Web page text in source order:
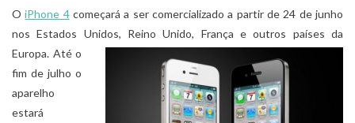
OiPhone 4começará a ser comercializado a partir de 24 de junho
nos Estados Unidos, Reino Unido, França e outros países da
Europa. Até o
fim de julho o
aparelho
estará